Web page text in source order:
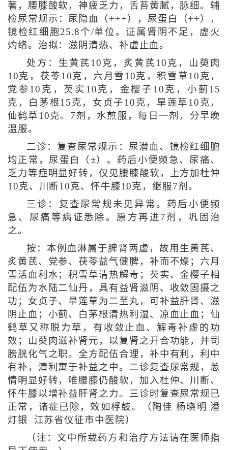
著，腰膝酸软，神疲乏力，舌苔黄腻，脉细。辅
检尿常规示：尿隐血（+++），尿蛋白（++），
镜检红细胞25.8个/单位。证属肾阴不足，虚火
灼络。治拟：滋阴清热、补虚止血。
处方：生黄芪10克，炙黄芪10克，山萸肉
10克，茯苓10克，六月雪10克，积雪草10克，
党参10克，芡实10克，金樱子10克，小蓟15
克，白茅根15克，女贞子10克，旱莲草10克，
仙鹤草10克。7剂，水煎服，每日一剂，分早晚
温服。
二诊：复查尿常规示：尿潜血、镜检红细胞
均正常，尿蛋白（±）。药后小便频急、尿痛、
乏力等症明显好转，仅见腰膝酸软，上方加杜仲
10克、川断10克、怀牛膝10克，继服7剂。
三诊：复查尿常规未见异常。药后小便频
急、尿痛等病证悉除。原方再进7剂，巩固治
之。
按：本例血淋属于脾肾两虚，故用生黄芪、
炙黄芪、党参、茯苓益气健脾，补而不燥；六月
雪活血利水；积雪草清热解毒；芡实、金樱子相
配伍为水陆二仙丹，具有益肾滋阴、收敛固摄之
功；女贞子、旱莲草为二至丸，可补益肝肾、滋
阴止血；小蓟、白茅根清热利湿、凉血止血；仙
鹤草又称脱力草，有收敛止血、解毒补虚的功
效；山萸肉滋补肾元，以复肾之开合功能，并司
膀胱化气之职。全方配伍合理，补中有利，利中
有补，清利寓于补益之中。二诊复查尿常规，恙
情明显好转，唯腰膝仍酸软，加入杜仲、川断、
怀牛膝以增补益肝肾之力。三诊时复查尿常规已
正常，诸症已除，效如桴鼓。（陶佳 杨晓明 潘
灯银 江苏省仪征市中医院）
（注：文中所载药方和治疗方法请在医师指